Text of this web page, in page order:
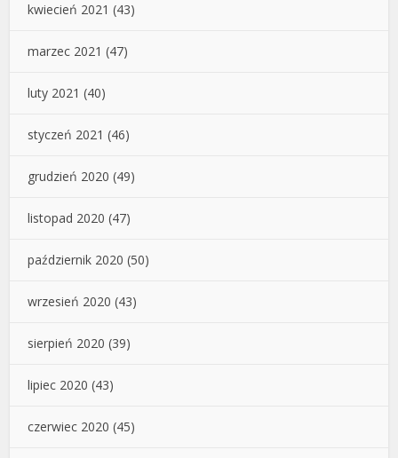
kwiecień 2021 (43)
marzec 2021 (47)
luty 2021 (40)
styczeń 2021 (46)
grudzień 2020 (49)
listopad 2020 (47)
październik 2020 (50)
wrzesień 2020 (43)
sierpień 2020 (39)
lipiec 2020 (43)
czerwiec 2020 (45)